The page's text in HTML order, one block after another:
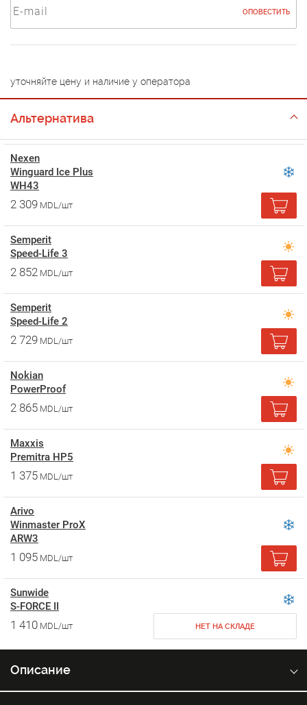
ОПОВЕСТИТЬ
уточняйте цену и наличие у оператора
Альтернатива
Nexen
Winguard Ice Plus
WH43
2 309 MDL/шт
Semperit
Speed-Life 3
2 852 MDL/шт
Semperit
Speed-Life 2
2 729 MDL/шт
Nokian
PowerProof
2 865 MDL/шт
Maxxis
Premitra HP5
1 375 MDL/шт
Arivo
Winmaster ProX
ARW3
1 095 MDL/шт
Sunwide
S-FORCE II
1 410 MDL/шт НЕТ НА СКЛАДЕ
Описание